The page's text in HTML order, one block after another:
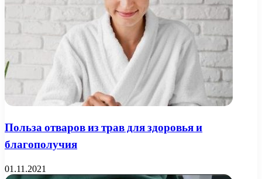
Польза отваров из трав для здоровья и
благополучия
01.11.2021